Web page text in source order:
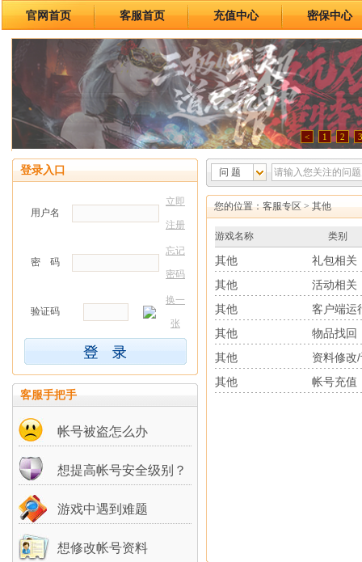
官网首页 客服首页 充值中心 密保中心
< 1 2 3
登录入口
用户名
立即
注册
密 码
忘记
密码
验证码
换一
张
客服手把手
帐号被盗怎么办
想提高帐号安全级别？
游戏中遇到难题
想修改帐号资料
问 题
您的位置： 客服专区 > 其他
游戏名称 类别
其他
礼包相关
其他
活动相关
其他
客户端运
其他
物品找回
其他
资料修改
其他
帐号充值